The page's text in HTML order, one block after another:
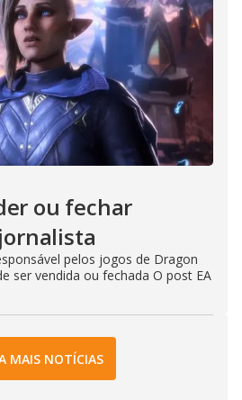
ou fechar
pelos jogos de Dragon
ser vendida ou fechada O post EA
MAIS NOTÍCIAS